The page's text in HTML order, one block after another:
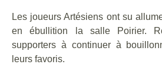
Les joueurs Artésiens ont su
en ébullition la salle Poirier.
supporters à continuer à
leurs favoris.